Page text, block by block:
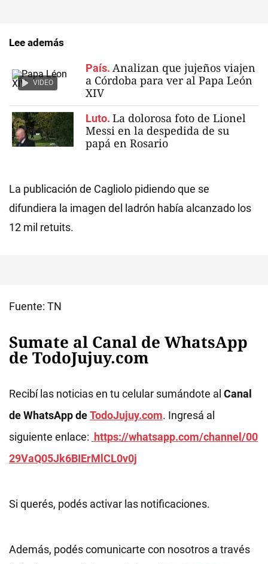
Lee además
VIDEO
País. Analizan que jujeños viajen
a Córdoba para ver al Papa León
XIV
Luto. La dolorosa foto de Lionel
Messi en la despedida de su
papá en Rosario
La publicación de Cagliolo pidiendo que se
difundiera la imagen del ladrón había alcanzado los
12 mil retuits.
Fuente: TN
Sumate al Canal de WhatsApp
de TodoJujuy.com
Recibí las noticias en tu celular sumándote al Canal
de WhatsApp deTodoJujuy.com. Ingresá al
siguiente enlace: https://whatsapp.com/channel/00
29VaQ05Jk6BIErMlCL0v0j
Si querés, podés activar las notificaciones.
Además, podés comunicarte con nosotros a través